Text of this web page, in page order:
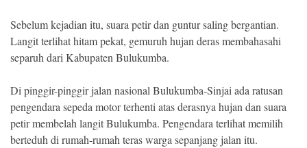
Sebelum kejadian itu, suara petir dan guntur saling bergantian.
Langit terlihat hitam pekat, gemuruh hujan deras membahasahi
separuh dari Kabupaten Bulukumba.
Di pinggir-pinggir jalan nasional Bulukumba-Sinjai ada ratusan
pengendara sepeda motor terhenti atas derasnya hujan dan suara
petir membelah langit Bulukumba. Pengendara terlihat memilih
berteduh di rumah-rumah teras warga sepanjang jalan itu.